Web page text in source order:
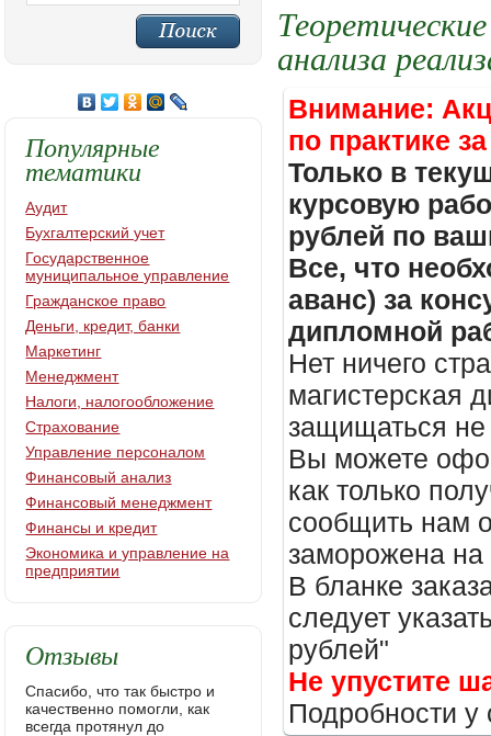
анализа
Внимание:
по практике
Только в
курсовую
рублей по
Все, что
аванс) за
дипломной
Нет ничего
магистерская
защищаться не
Вы можете
как только
сообщить нам
заморожена
В бланке
следует
рублей"
Не упустите
Подробности
Популярные
тематики
Аудит
Бухгалтерский учет
Государственное
муниципальное управление
Гражданское право
Деньги, кредит, банки
Маркетинг
Менеджмент
Налоги, налогообложение
Страхование
Управление персоналом
Финансовый анализ
Финансовый менеджмент
Финансы и кредит
Экономика и управление на
предприятии
Отзывы
Спасибо, что так быстро и
качественно помогли, как
всегда протянул до